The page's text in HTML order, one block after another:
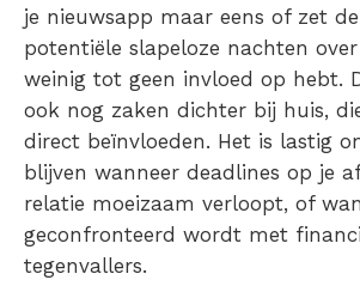
je nieuwsapp maar eens of zet
potentiële slapeloze nachten
weinig tot geen invloed op hebt.
ook nog zaken dichter bij huis,
direct beïnvloeden. Het is lastig
blijven wanneer deadlines op je
relatie moeizaam verloopt, of
geconfronteerd wordt met
tegenvallers.